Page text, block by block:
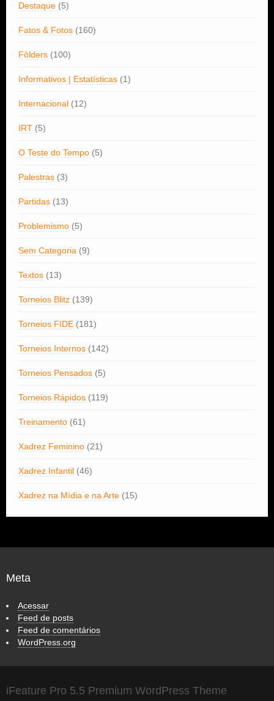
Destaque (5)
Fatos & Fotos (160)
Fôlders (100)
Informativos | Estatísticas (1)
Internacional (12)
IRT (5)
O Teste do Tempo (5)
Palestras (3)
Partidas (13)
Problemismo (5)
Sem Categoria (9)
Textos (13)
Torneios Blitz (139)
Torneios FIDE (181)
Torneios Internos (142)
Torneios Pensados (5)
Torneios Rápidos (119)
Treinamento (61)
Xadrez Feminino (21)
Xadrez Infantil (46)
Xadrez na Mídia e na Arte (15)
Meta
Acessar
Feed de posts
Feed de comentários
WordPress.org
iFeature Pro 5.5 Premium WordPress Theme